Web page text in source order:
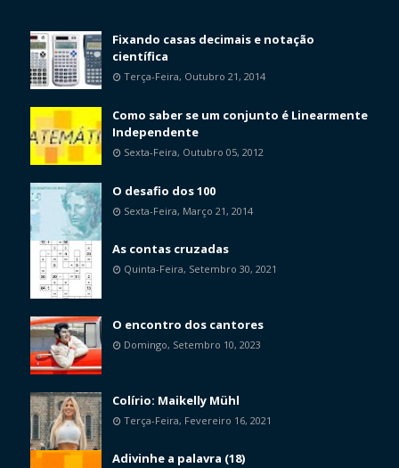
Fixando casas decimais e notação
científica
Terça-Feira, Outubro 21, 2014
Como saber se um conjunto é Linearmente
Independente
Sexta-Feira, Outubro 05, 2012
O desafio dos 100
Sexta-Feira, Março 21, 2014
As contas cruzadas
Quinta-Feira, Setembro 30, 2021
O encontro dos cantores
Domingo, Setembro 10, 2023
Colírio: Maikelly Mühl
Terça-Feira, Fevereiro 16, 2021
Adivinhe a palavra (18)